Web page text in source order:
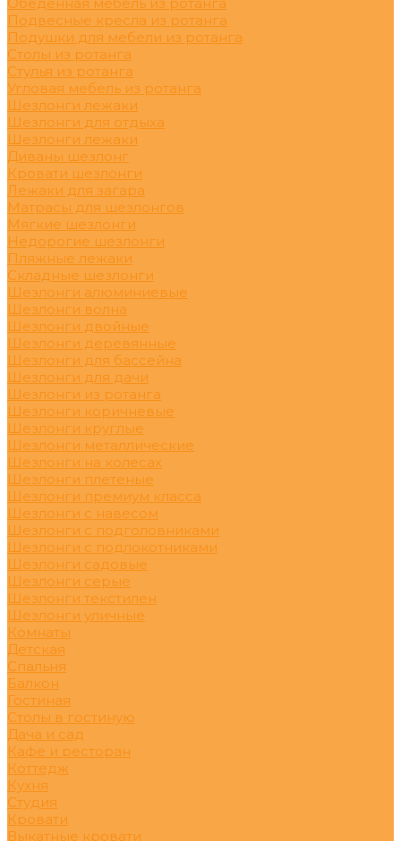
Подвесные кресла из ротанга
Подушки для мебели из ротанга
Столы из ротанга
Стулья из ротанга
Угловая мебель из ротанга
Шезлонги лежаки
Шезлонги для отдыха
Шезлонги лежаки
Диваны шезлонг
Кровати шезлонги
Лежаки для загара
Матрасы для шезлонгов
Мягкие шезлонги
Недорогие шезлонги
Пляжные лежаки
Складные шезлонги
Шезлонги алюминиевые
Шезлонги волна
Шезлонги двойные
Шезлонги деревянные
Шезлонги для бассейна
Шезлонги для дачи
Шезлонги из ротанга
Шезлонги коричневые
Шезлонги круглые
Шезлонги металлические
Шезлонги на колесах
Шезлонги плетеные
Шезлонги премиум класса
Шезлонги с навесом
Шезлонги с подголовниками
Шезлонги с подлокотниками
Шезлонги садовые
Шезлонги серые
Шезлонги текстилен
Шезлонги уличные
Комнаты
Детская
Спальня
Балкон
Гостиная
Столы в гостиную
Дача и сад
Кафе и ресторан
Коттедж
Кухня
Студия
Кровати
Выкатные кровати